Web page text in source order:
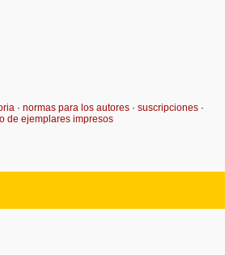
· normas para los autores · suscripciones ·
de ejemplares impresos